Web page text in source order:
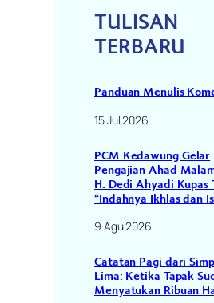
TULISAN
TERBARU
Panduan Menulis
15 Jul 2026
PCM Kedawung Gelar
Pengajian Ahad
H. Dedi Ahyadi Kupas
“Indahnya Ikhlas dan
9 Agu 2026
Catatan Pagi dari
Lima: Ketika Tapak
Menyatukan Ribuan